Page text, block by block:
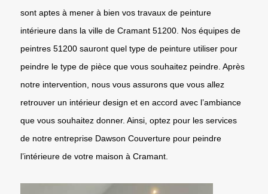
sont aptes à mener à bien vos travaux de peinture
intérieure dans la ville de Cramant 51200. Nos équipes de
peintres 51200 sauront quel type de peinture utiliser pour
peindre le type de pièce que vous souhaitez peindre. Après
notre intervention, nous vous assurons que vous allez
retrouver un intérieur design et en accord avec l’ambiance
que vous souhaitez donner. Ainsi, optez pour les services
de notre entreprise Dawson Couverture pour peindre
l’intérieure de votre maison à Cramant.